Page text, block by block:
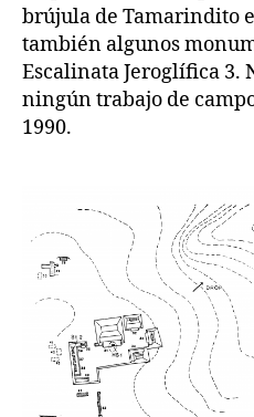
brújula de Tamarindito
también algunos
Escalinata Jeroglífica 3.
ningún trabajo de
1990.